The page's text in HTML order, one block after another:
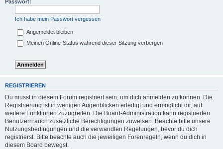
Passwort:
Ich habe mein Passwort vergessen
Angemeldet bleiben
Meinen Online-Status während dieser Sitzung verbergen
REGISTRIEREN
Du musst in diesem Forum registriert sein, um dich anmelden zu können. Die
Registrierung ist in wenigen Augenblicken erledigt und ermöglicht dir, auf
weitere Funktionen zuzugreifen. Die Board-Administration kann registrierten
Benutzern auch zusätzliche Berechtigungen zuweisen. Beachte bitte unsere
Nutzungsbedingungen und die verwandten Regelungen, bevor du dich
registrierst. Bitte beachte auch die jeweiligen Forenregeln, wenn du dich in
diesem Board bewegst.